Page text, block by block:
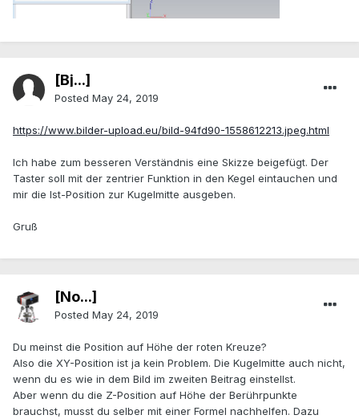
[Bj...]
Posted May 24, 2019
https://www.bilder-upload.eu/bild-94fd90-1558612213.jpeg.html
Ich habe zum besseren Verständnis eine Skizze beigefügt. Der
Taster soll mit der zentrier Funktion in den Kegel eintauchen und
mir die Ist-Position zur Kugelmitte ausgeben.
Gruß
[No...]
Posted May 24, 2019
Du meinst die Position auf Höhe der roten Kreuze?
Also die XY-Position ist ja kein Problem. Die Kugelmitte auch nicht,
wenn du es wie in dem Bild im zweiten Beitrag einstellst.
Aber wenn du die Z-Position auf Höhe der Berührpunkte
brauchst, musst du selber mit einer Formel nachhelfen. Dazu